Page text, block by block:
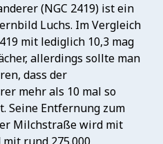
(NGC 2419) ist ein
Luchs. Im Vergleich
mit lediglich 10,3 mag
allerdings sollte man
dass der
mehr als 10 mal so
Seine Entfernung zum
Milchstraße wird mit